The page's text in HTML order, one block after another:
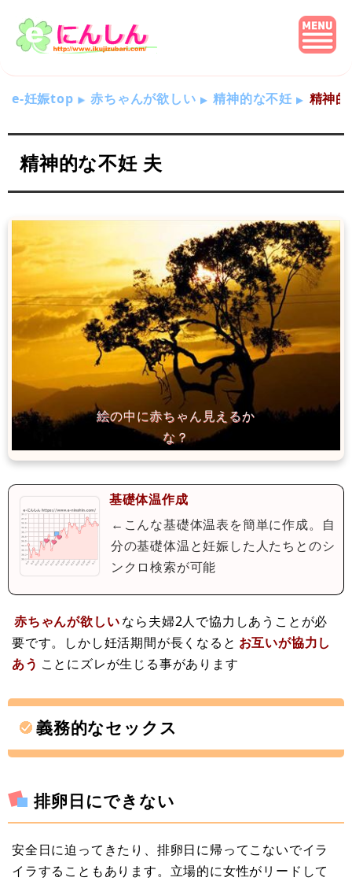
e-妊娠top 赤ちゃんが欲しい 精神的な不妊 精神
精神的な不妊 夫
基礎体温作成
←こんな基礎体温表を簡単に作成。自
分の基礎体温と妊娠した人たちとのシ
ンクロ検索が可能
赤ちゃんが欲しいなら夫婦2人で協力しあうことが必
要です。しかし妊活期間が長くなると お互いが協力し
あう ことにズレが生じる事があります
義務的なセックス
排卵日にできない
安全日に迫ってきたり、排卵日に帰ってこないでイラ
イラすることもあります。立場的に女性がリードして